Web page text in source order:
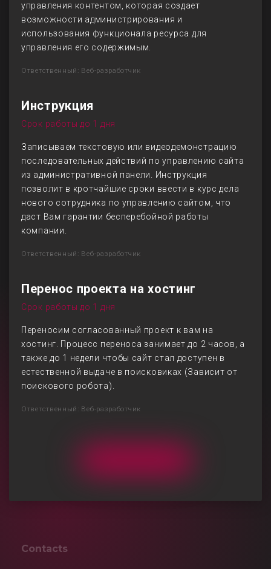
управления контентом, которая создает
возможности администрирования и
использования функционала ресурса для
управления его содержимым.
Ответственный: Веб-разработчик
Инструкция
Срок работы до 1 дня
Записываем текстовую или видеодемонстрацию
последовательных действий по управлению сайта
из административной панели. Инструкция
позволит в кротчайшие сроки ввести в курс дела
нового сотрудника по управлению сайтом, что
даст Вам гарантии бесперебойной работы
компании.
Ответственный: Веб-разработчик
Перенос проекта на хостинг
Срок работы до 1 дня
Переносим согласованный проект к вам на
хостинг. Процесс переноса занимает до 2 часов, а
также до 1 недели чтобы сайт стал доступен в
естественной выдаче в поисковиках (Зависит от
поискового робота).
Ответственный: Веб-разработчик
Contacts